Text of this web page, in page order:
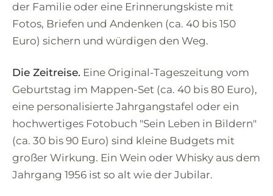
der Familie oder eine Erinnerungskiste mit
Fotos, Briefen und Andenken (ca. 40 bis 150
Euro) sichern und würdigen den Weg.
Die Zeitreise. Eine Original-Tageszeitung vom
Geburtstag im Mappen-Set (ca. 40 bis 80 Euro),
eine personalisierte Jahrgangstafel oder ein
hochwertiges Fotobuch "Sein Leben in Bildern"
(ca. 30 bis 90 Euro) sind kleine Budgets mit
großer Wirkung. Ein Wein oder Whisky aus dem
Jahrgang 1956 ist so alt wie der Jubilar.